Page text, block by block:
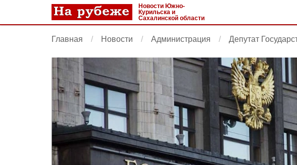
Новости Южно-
Курильска и
Сахалинской области
Главная Новости Администрация Депутат